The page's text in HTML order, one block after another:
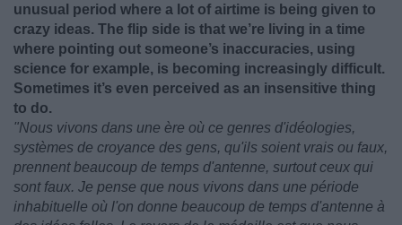
unusual period where a lot of airtime is being given to
crazy ideas. The flip side is that we’re living in a time
where pointing out someone’s inaccuracies, using
science for example, is becoming increasingly difficult.
Sometimes it’s even perceived as an insensitive thing
to do.
"Nous vivons dans une ère où ce genres d'idéologies,
systèmes de croyance des gens, qu'ils soient vrais ou faux,
prennent beaucoup de temps d'antenne, surtout ceux qui
sont faux. Je pense que nous vivons dans une période
inhabituelle où l'on donne beaucoup de temps d'antenne à